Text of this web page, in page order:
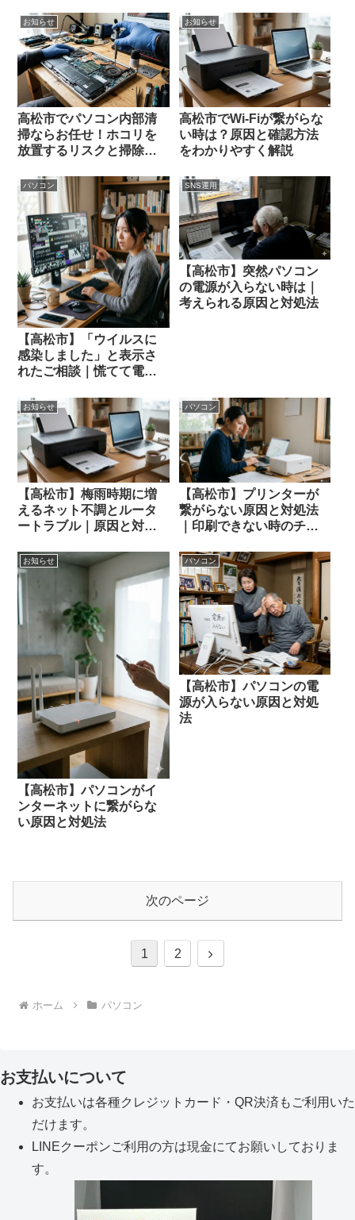
混在した事例を解決
お知らせ
高松市でパソコン内部清
掃ならお任せ！ホコリを
放置するリスクと掃除の
お知らせ
高松市でWi-Fiが繋がらな
い時は？原因と確認方法
をわかりやすく解説
パソコン
【高松市】「ウイルスに
感染しました」と表示さ
れたご相談｜慌てて電話
SNS運用
【高松市】突然パソコン
の電源が入らない時は｜
考えられる原因と対処法
お知らせ
【高松市】梅雨時期に増
えるネット不調とルータ
ートラブル｜原因と対処
パソコン
【高松市】プリンターが
繋がらない原因と対処法
｜印刷できない時のチェ
お知らせ
【高松市】パソコンがイ
ンターネットに繋がらな
い原因と対処法
パソコン
【高松市】パソコンの電
源が入らない原因と対処
法
次のページ
1 2
次
ホーム パソコン
お支払いについて
お支払いは各種クレジットカード・QR決済もご利用いた
だけます。
LINEクーポンご利用の方は現金にてお願いしておりま
す。